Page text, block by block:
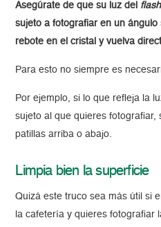
Asegúrate de que su luz del flash
sujeto a fotografiar en un
rebote en el cristal y vuelva
Para esto no siempre es
Por ejemplo, si lo que refleja la
sujeto al que quieres fotografiar,
patillas arriba o abajo.
Limpia bien la superficie
Quizá este truco sea más útil si
la cafetería y quieres fotografiar